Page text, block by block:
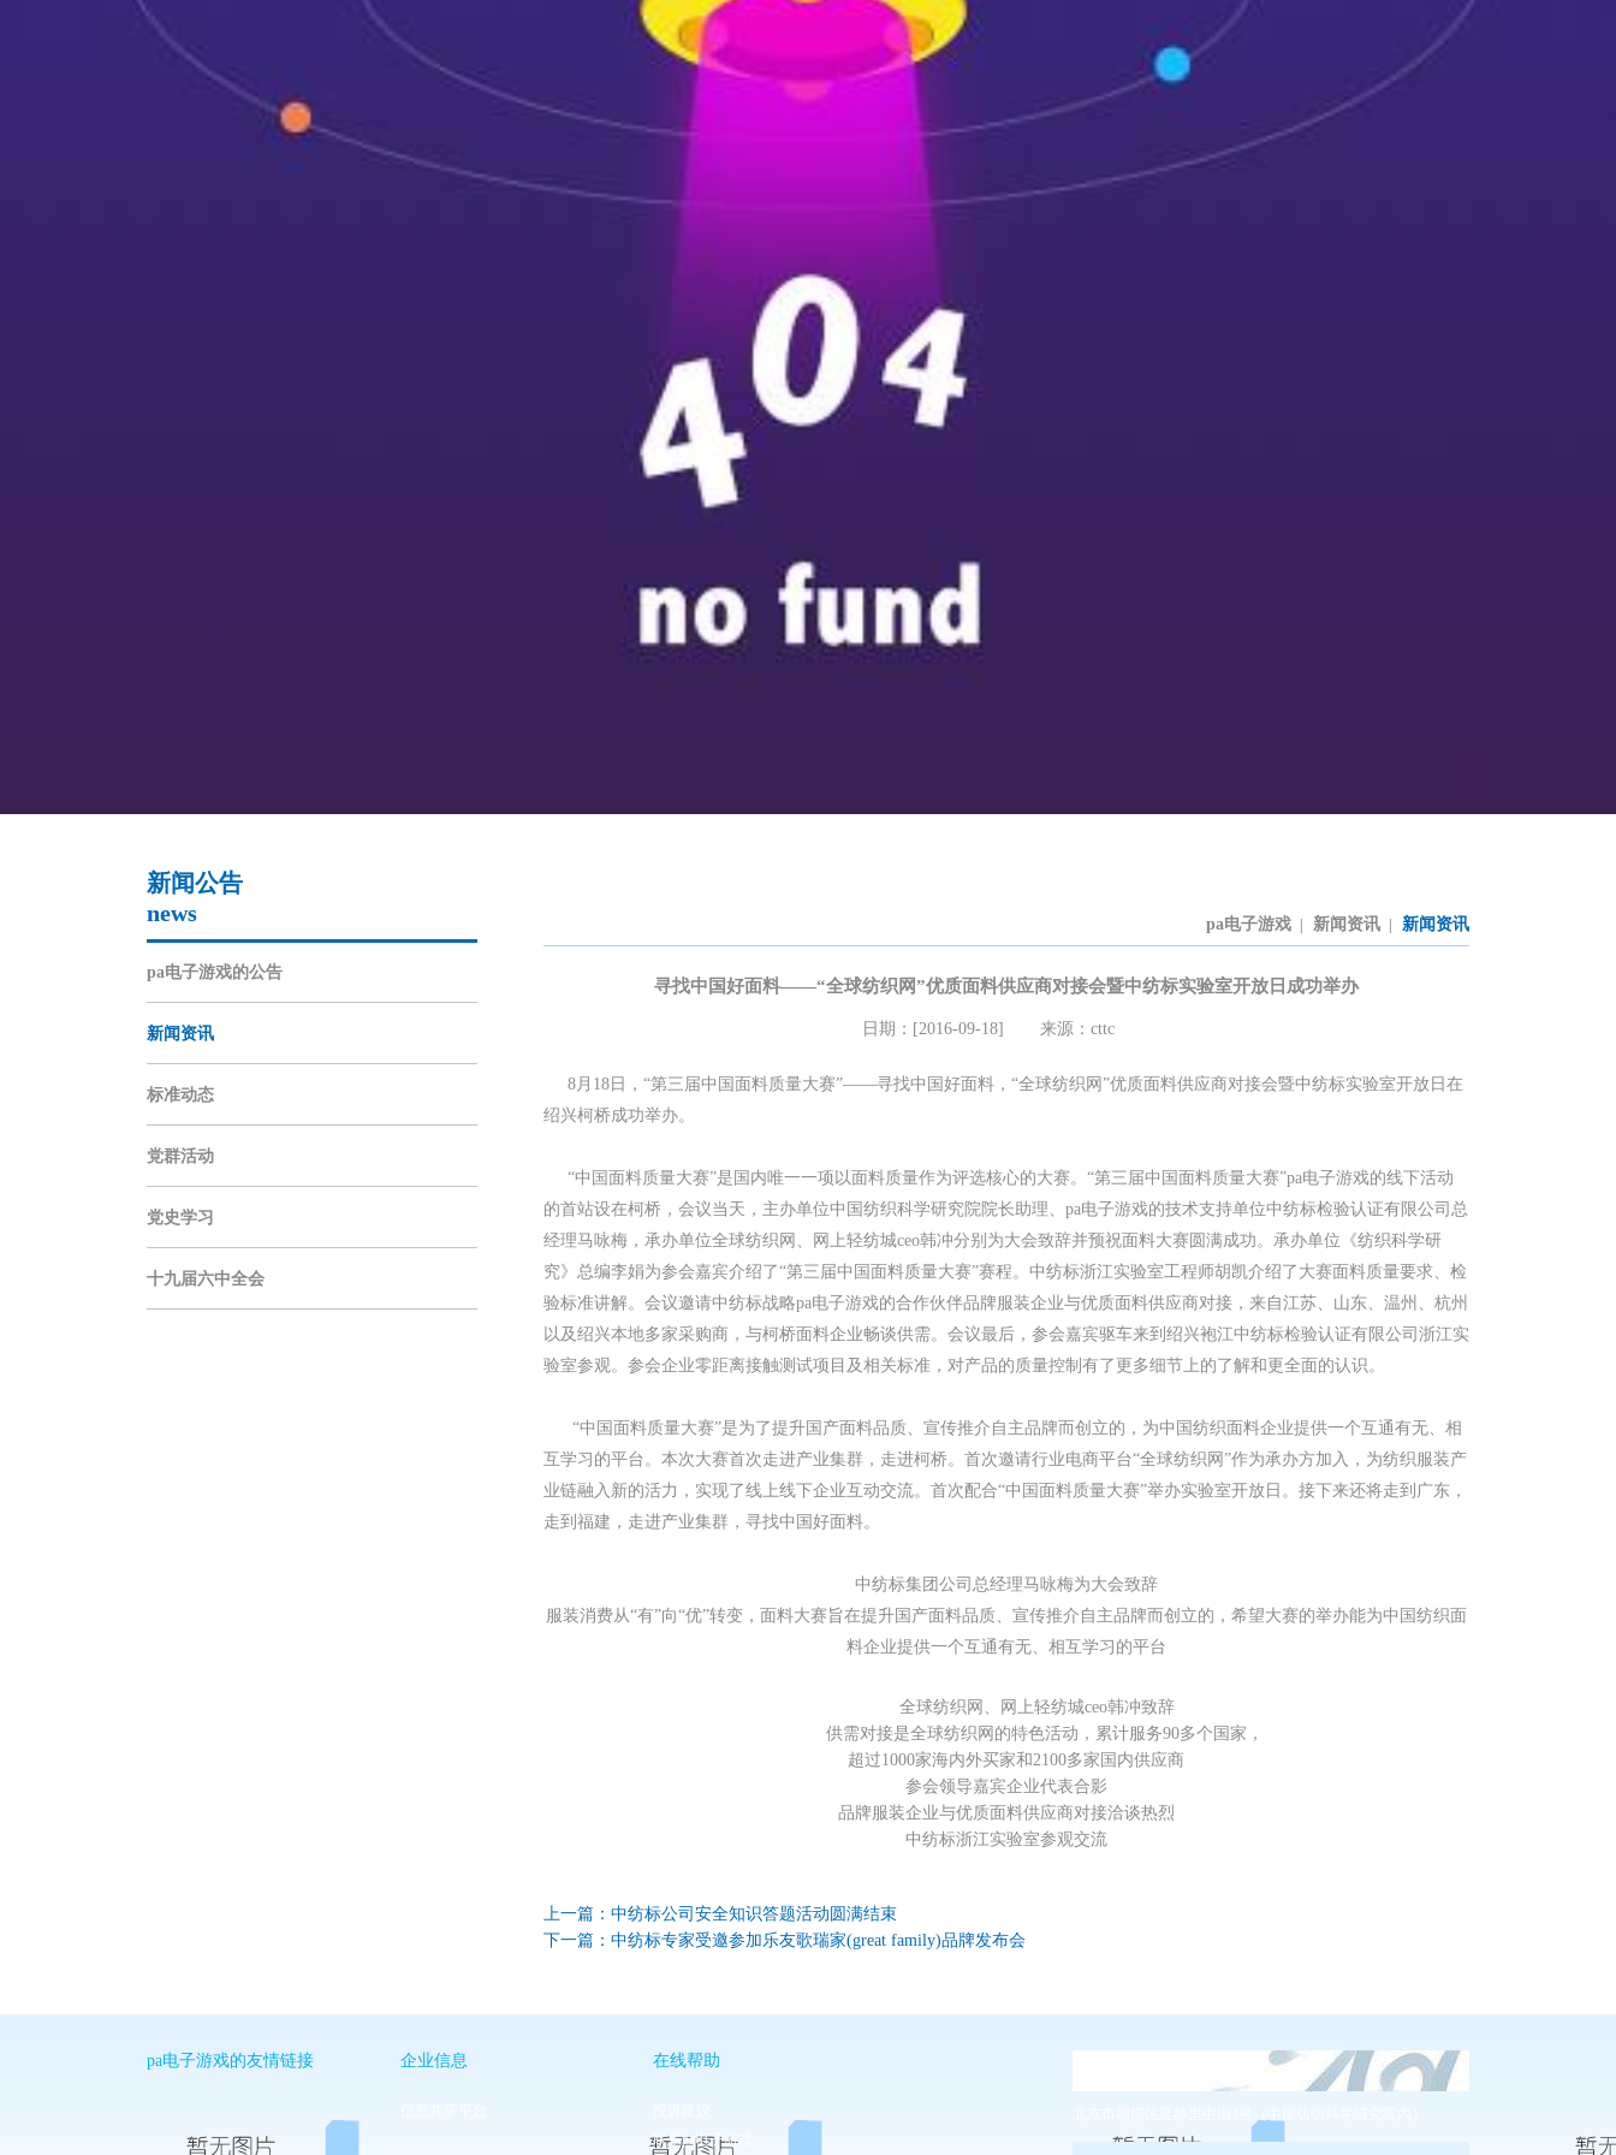
新闻公告
news
pa电子游戏的公告
新闻资讯
标准动态
党群活动
党史学习
十九届六中全会
pa电子游戏 新闻资讯 新闻资讯
寻找中国好面料——“全球纺织网”优质面料供应商对接会暨中纺标实验室开放日成功举办
日期：[2016-09-18] 来源：cttc
8月18日，“第三届中国面料质量大赛”——寻找中国好面料，“全球纺织网”优质面料供应商对接会暨中纺标实验室开放日在
绍兴柯桥成功举办。
“中国面料质量大赛”是国内唯一一项以面料质量作为评选核心的大赛。“第三届中国面料质量大赛”pa电子游戏的线下活动
的首站设在柯桥，会议当天，主办单位中国纺织科学研究院院长助理、pa电子游戏的技术支持单位中纺标检验认证有限公司总
经理马咏梅，承办单位全球纺织网、网上轻纺城ceo韩冲分别为大会致辞并预祝面料大赛圆满成功。承办单位《纺织科学研
究》总编李娟为参会嘉宾介绍了“第三届中国面料质量大赛”赛程。中纺标浙江实验室工程师胡凯介绍了大赛面料质量要求、检
验标准讲解。会议邀请中纺标战略pa电子游戏的合作伙伴品牌服装企业与优质面料供应商对接，来自江苏、山东、温州、杭州
以及绍兴本地多家采购商，与柯桥面料企业畅谈供需。会议最后，参会嘉宾驱车来到绍兴袍江中纺标检验认证有限公司浙江实
验室参观。参会企业零距离接触测试项目及相关标准，对产品的质量控制有了更多细节上的了解和更全面的认识。
“中国面料质量大赛”是为了提升国产面料品质、宣传推介自主品牌而创立的，为中国纺织面料企业提供一个互通有无、相
互学习的平台。本次大赛首次走进产业集群，走进柯桥。首次邀请行业电商平台“全球纺织网”作为承办方加入，为纺织服装产
业链融入新的活力，实现了线上线下企业互动交流。首次配合“中国面料质量大赛”举办实验室开放日。接下来还将走到广东，
走到福建，走进产业集群，寻找中国好面料。
中纺标集团公司总经理马咏梅为大会致辞
服装消费从“有”向“优”转变，面料大赛旨在提升国产面料品质、宣传推介自主品牌而创立的，希望大赛的举办能为中国纺织面
料企业提供一个互通有无、相互学习的平台
全球纺织网、网上轻纺城ceo韩冲致辞
供需对接是全球纺织网的特色活动，累计服务90多个国家，
超过1000家海内外买家和2100多家国内供应商
参会领导嘉宾企业代表合影
品牌服装企业与优质面料供应商对接洽谈热烈
中纺标浙江实验室参观交流
上一篇： 中纺标公司安全知识答题活动圆满结束
下一篇： 中纺标专家受邀参加乐友歌瑞家(great family)品牌发布会
pa电子游戏的友情链接 企业信息 在线帮助
联系pa电子游戏